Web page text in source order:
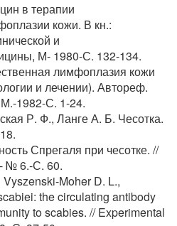
в терапии
кожи. В кн.:
и
М- 1980-С. 132-134.
лимфоплазия кожи
и лечении). Автореф.
1982-С. 1-24.
Р. Ф., Ланге А. Б. Чесотка.
Спрегаля при чесотке. //
№ 6.-С. 60.
Moher D. L.,
the circulating antibody
to scabies. // Experimental